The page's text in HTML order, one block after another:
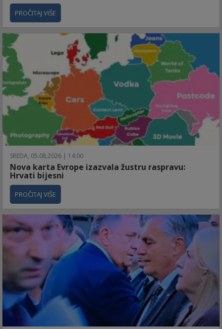
PROČITAJ VIŠE
SREDA, 05.08.2026 | 14:00
Nova karta Evrope izazvala žustru raspravu:
Hrvati bijesni
PROČITAJ VIŠE